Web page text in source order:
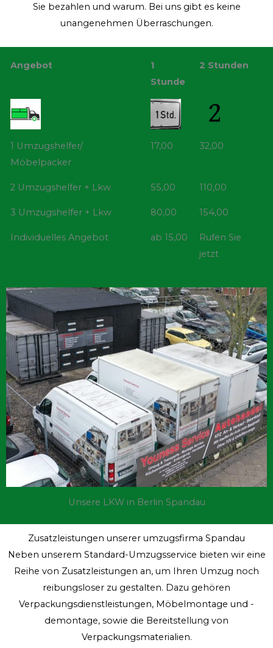
Sie bezahlen und warum. Bei uns gibt es keine
unangenehmen Überraschungen.
Angebot
1
Stunde
2 Stunden
1 Umzugshelfer/
Möbelpacker
17,00 32,00
2 Umzugshelfer + Lkw 55,00 110,00
3 Umzugshelfer + Lkw 80,00 154,00
Individuelles Angebot ab 15,00
Rufen Sie
jetzt
Unsere LKW in Berlin Spandau
Zusatzleistungen unserer umzugsfirma Spandau
Neben unserem Standard-Umzugsservice bieten wir eine
Reihe von Zusatzleistungen an, um Ihren Umzug noch
reibungsloser zu gestalten. Dazu gehören
Verpackungsdienstleistungen, Möbelmontage und -
demontage, sowie die Bereitstellung von
Verpackungsmaterialien.